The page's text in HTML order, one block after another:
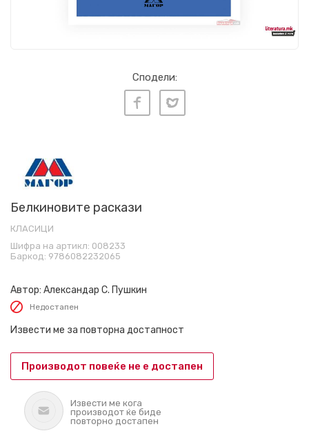
Сподели:
Белкиновите раскази
КЛАСИЦИ
Шифра на артикл: 008233
Баркод: 9786082232065
Автор: Александар С. Пушкин
Недостапен
Извести ме за повторна достапност
Производот повеќе не е достапен
Извести ме кога
производот ќе биде
повторно достапен